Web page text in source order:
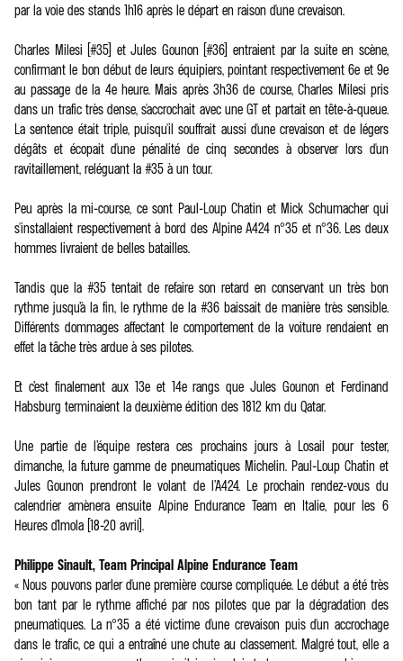
par la voie des stands 1h16 après le départ en raison d'une crevaison.
Charles Milesi (#35) et Jules Gounon (#36) entraient par la suite en scène,
confirmant le bon début de leurs équipiers, pointant respectivement 6e et 9e
au passage de la 4e heure. Mais après 3h36 de course, Charles Milesi pris
dans un trafic très dense, s'accrochait avec une GT et partait en tête-à-queue.
La sentence était triple, puisqu'il souffrait aussi d'une crevaison et de légers
dégâts et écopait d'une pénalité de cinq secondes à observer lors d'un
ravitaillement, reléguant la #35 à un tour.
Peu après la mi-course, ce sont Paul-Loup Chatin et Mick Schumacher qui
s'installaient respectivement à bord des Alpine A424 n°35 et n°36. Les deux
hommes livraient de belles batailles.
Tandis que la #35 tentait de refaire son retard en conservant un très bon
rythme jusqu’à la fin, le rythme de la #36 baissait de manière très sensible.
Différents dommages affectant le comportement de la voiture rendaient en
effet la tâche très ardue à ses pilotes.
Et c’est finalement aux 13e et 14e rangs que Jules Gounon et Ferdinand
Habsburg terminaient la deuxième édition des 1812 km du Qatar.
Une partie de l’équipe restera ces prochains jours à Losail pour tester,
dimanche, la future gamme de pneumatiques Michelin. Paul-Loup Chatin et
Jules Gounon prendront le volant de l’A424. Le prochain rendez-vous du
calendrier amènera ensuite Alpine Endurance Team en Italie, pour les 6
Heures d’Imola (18-20 avril).
Philippe Sinault, Team Principal Alpine Endurance Team
« Nous pouvons parler d'une première course compliquée. Le début a été très
bon tant par le rythme affiché par nos pilotes que par la dégradation des
pneumatiques. La n°35 a été victime d'une crevaison puis d'un accrochage
dans le trafic, ce qui a entraîné une chute au classement. Malgré tout, elle a